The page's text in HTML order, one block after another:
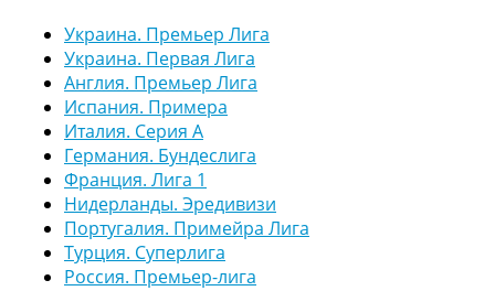
Украина. Премьер Лига
Украина. Первая Лига
Англия. Премьер Лига
Испания. Примера
Италия. Серия А
Германия. Бундеслига
Франция. Лига 1
Нидерланды. Эредивизи
Португалия. Примейра Лига
Турция. Суперлига
Россия. Премьер-лига